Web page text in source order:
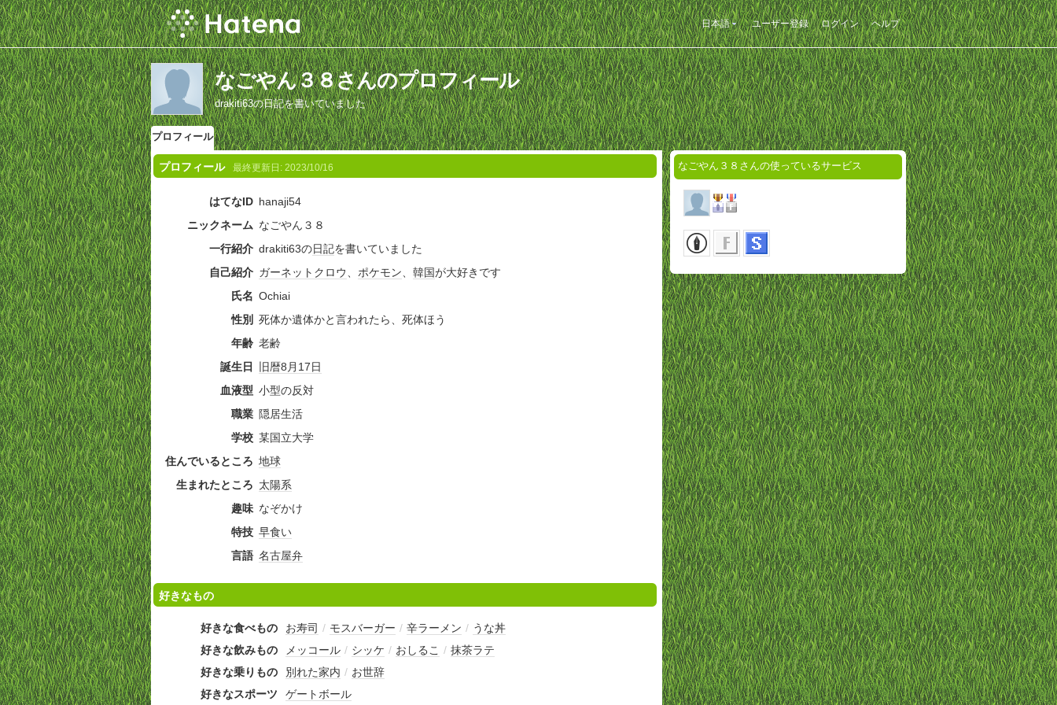
日本語 ユーザー登録 ログイン ヘルプ
なごやん３８さんのプロフィール
drakiti63の日記を書いていました
プロフィール
プロフィール 最終更新日: 2023/10/16
はてなID hanaji54
ニックネーム なごやん３８
一行紹介 drakiti63の日記を書いていました
自己紹介 ガーネットクロウ、 ポケモン、 韓国が大好きです
氏名 Ochiai
性別
死体か遺体かと言われたら、死体ほう
年齢 老齢
誕生日
旧暦8月17日
血液型 小型の反対
職業 隠居生活
学校 某国立大学
住んでいるところ 地球
生まれたところ 太陽系
趣味 なぞかけ
特技 早食い
言語 名古屋弁
好きなもの
好きな食べもの お寿司 / モスバーガー / 辛ラーメン / うな丼
好きな飲みもの
メッコール / シッケ / おしるこ / 抹茶ラテ
好きな乗りもの
別れた家内 / お世辞
好きなスポーツ
ゲートボール
なごやん３８さんの使っているサービス